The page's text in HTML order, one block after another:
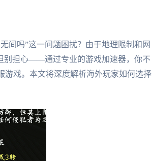
间吗”这一问题困扰？由于地理限制和网
别担心——通过专业的游戏加速器，你不
游戏。本文将深度解析海外玩家如何选择